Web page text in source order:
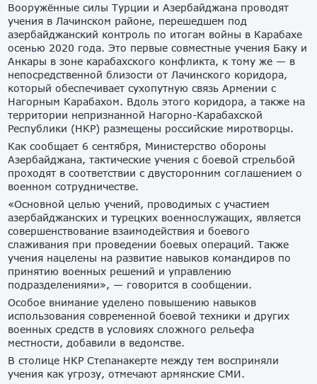
Вооружённые силы Турции и Азербайджана проводят
учения в Лачинском районе, перешедшем под
азербайджанский контроль по итогам войны в Карабахе
осенью 2020 года. Это первые совместные учения Баку и
Анкары в зоне карабахского конфликта, к тому же — в
непосредственной близости от Лачинского коридора,
который обеспечивает сухопутную связь Армении с
Нагорным Карабахом. Вдоль этого коридора, а также на
территории непризнанной Нагорно-Карабахской
Республики (НКР) размещены российские миротворцы.
Как сообщает 6 сентября, Министерство обороны
Азербайджана, тактические учения с боевой стрельбой
проходят в соответствии с двусторонним соглашением о
военном сотрудничестве.
«Основной целью учений, проводимых с участием
азербайджанских и турецких военнослужащих, является
совершенствование взаимодействия и боевого
слаживания при проведении боевых операций. Также
учения нацелены на развитие навыков командиров по
принятию военных решений и управлению
подразделениями», — говорится в сообщении.
Особое внимание уделено повышению навыков
использования современной боевой техники и других
военных средств в условиях сложного рельефа
местности, добавили в ведомстве.
В столице НКР Степанакерте между тем восприняли
учения как угрозу, отмечают армянские СМИ.